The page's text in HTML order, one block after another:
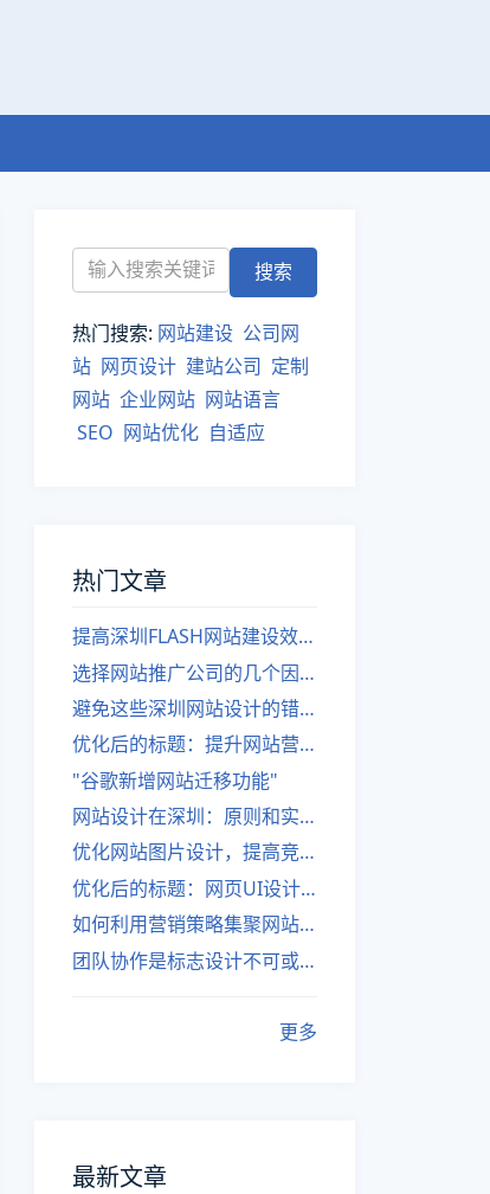
热门搜索: 网站建设 公司网
站 网页设计 建站公司 定制
网站 企业网站 网站语言
SEO 网站优化 自适应
热门文章
提高深圳FLASH网站建设效率的建议
选择网站推广公司的几个因素
避免这些深圳网站设计的错误
优化后的标题：提升网站营销绩效的策略
"谷歌新增网站迁移功能"
网站设计在深圳：原则和实践
优化网站图片设计，提高竞争力
优化后的标题：网页UI设计与APP UI设计应用软件
如何利用营销策略集聚网站流量
团队协作是标志设计不可或缺的一部分
更多
最新文章